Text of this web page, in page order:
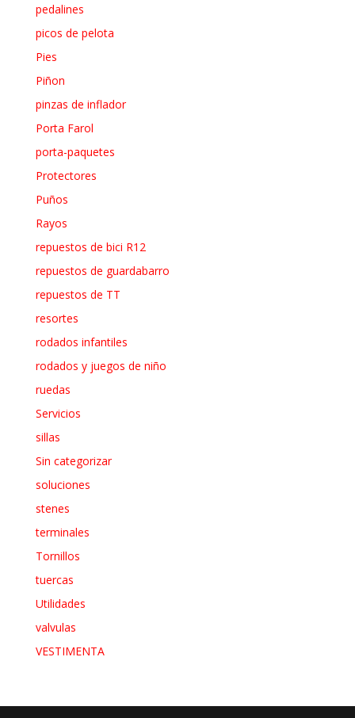
pedalines
picos de pelota
Pies
Piñon
pinzas de inflador
Porta Farol
porta-paquetes
Protectores
Puños
Rayos
repuestos de bici R12
repuestos de guardabarro
repuestos de TT
resortes
rodados infantiles
rodados y juegos de niño
ruedas
Servicios
sillas
Sin categorizar
soluciones
stenes
terminales
Tornillos
tuercas
Utilidades
valvulas
VESTIMENTA